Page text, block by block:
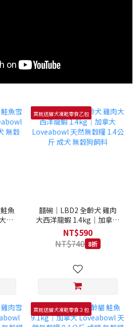
魚
買就送貓犬凍乾零食乙包
囍碗｜LBD2 全齡犬 雞肉
大西洋龍蝦 1.4kg｜加拿大
Loveabowl 天然無穀糧
1.4公斤 成犬 無穀狗飼料
NT$590
NT$740 8折
買就送貓犬凍乾零食３包